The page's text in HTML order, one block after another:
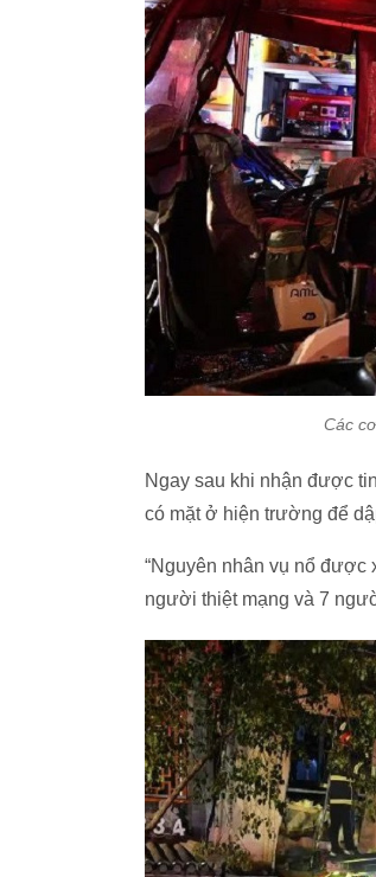
Các
Ngay sau khi nhận được
có mặt ở hiện trường để
“Nguyên nhân vụ nổ được
người thiệt mạng và 7